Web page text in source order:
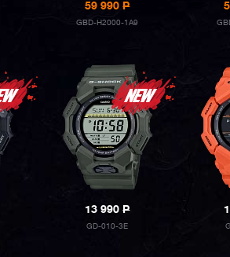
59 990P
GBD-H2000-1A9
13 990P
GD-010-3E